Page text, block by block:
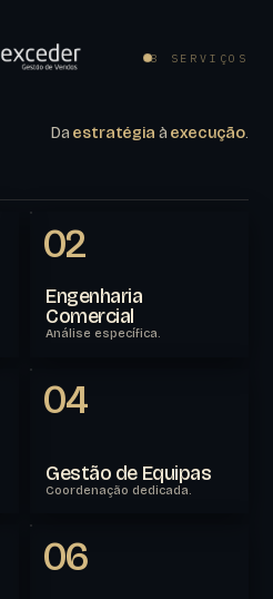
8 SERVIÇOS
Da estratégia à execução
02
Engenharia
Comercial
Análise específica.
04
Gestão de Equipas
Coordenação dedicada.
06